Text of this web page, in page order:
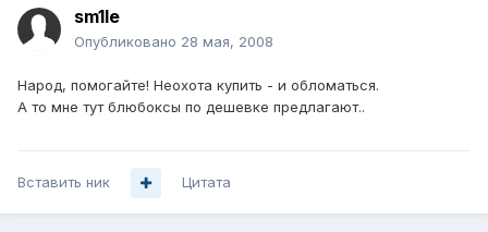
sm1le
Опубликовано 28 мая, 2008
Народ, помогайте! Неохота купить - и обломаться.
А то мне тут блюбоксы по дешевке предлагают..
Вставить ник Цитата